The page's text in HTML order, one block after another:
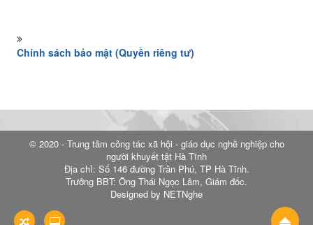
Chính sách bảo mật (Quyền riêng tư)
© 2020 - Trung tâm công tác xã hội - giáo dục nghề nghiệp cho
người khuyết tật Hà Tĩnh
Địa chỉ: Số 146 đường Trần Phú, TP Hà Tĩnh.
Trưởng BBT: Ông Thái Ngọc Lâm, Giám đốc.
Designed by NETNghe